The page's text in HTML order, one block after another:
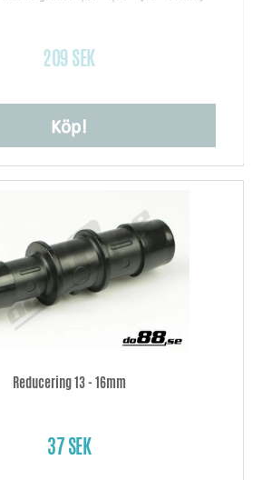
209 SEK
Köp!
Reducering 13 - 16mm
37 SEK